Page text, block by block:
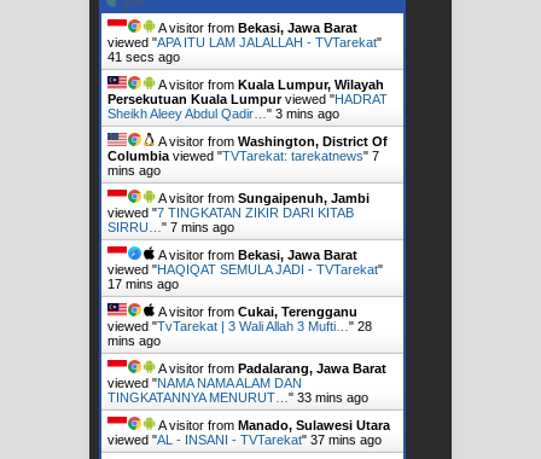
A visitor from Bekasi, Jawa Barat
viewed "APA ITU LAM JALALLAH - TVTarekat"
42 secs ago
A visitor from Kuala Lumpur, Wilayah
Persekutuan Kuala Lumpurviewed "HADRAT
Sheikh Aleey Abdul Qadir… " 3 mins ago
A visitor from Washington, District Of
Columbia viewed "TVTarekat: tarekatnews" 7
mins ago
A visitor from Sungaipenuh, Jambi
viewed "7 TINGKATAN ZIKIR DARI KITAB
SIRRU… " 7 mins ago
A visitor from Bekasi, Jawa Barat
viewed "HAQIQAT SEMULA JADI - TVTarekat"
17 mins ago
A visitor from Cukai, Terengganu
viewed "TvTarekat | 3 Wali Allah 3 Mufti… " 28
mins ago
A visitor from Padalarang, Jawa Barat
viewed "NAMA NAMA ALAM DAN
TINGKATANNYA MENURUT… " 33 mins ago
A visitor from Manado, Sulawesi Utara
viewed "AL - INSANI - TVTarekat" 37 mins ago